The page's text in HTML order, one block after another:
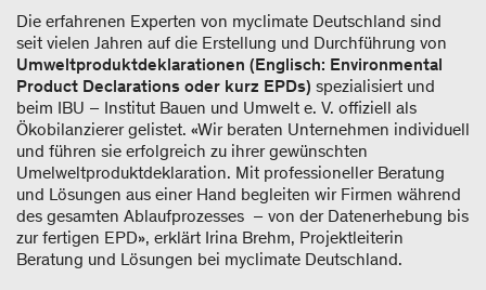
Die erfahrenen Experten von myclimate Deutschland sind
seit vielen Jahren auf die Erstellung und Durchführung von
Umweltproduktdeklarationen (Englisch: Environmental
Product Declarations oder kurz EPDs) spezialisiert und
beim IBU – Institut Bauen und Umwelt e. V. offiziell als
Ökobilanzierer gelistet. «Wir beraten Unternehmen individuell
und führen sie erfolgreich zu ihrer gewünschten
Umelweltproduktdeklaration. Mit professioneller Beratung
und Lösungen aus einer Hand begleiten wir Firmen während
des gesamten Ablaufprozesses – von der Datenerhebung bis
zur fertigen EPD», erklärt Irina Brehm, Projektleiterin
Beratung und Lösungen bei myclimate Deutschland.